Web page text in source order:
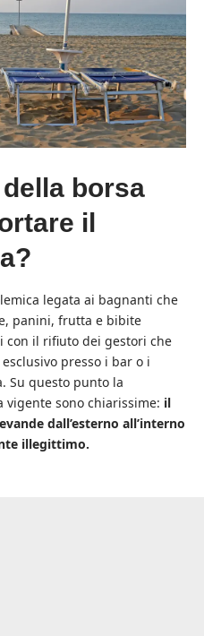
borsa
il
legata ai bagnanti che
panini, frutta e bibite
con il rifiuto dei gestori che
presso i bar o i
Su questo punto la
sono chiarissime: il
dall’esterno all’interno
illegittimo.